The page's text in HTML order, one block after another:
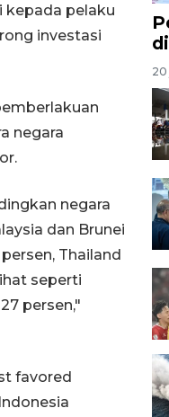
kepada pelaku
investasi
negara
negara
dan Brunei
Thailand
seperti
persen,"
favored
20